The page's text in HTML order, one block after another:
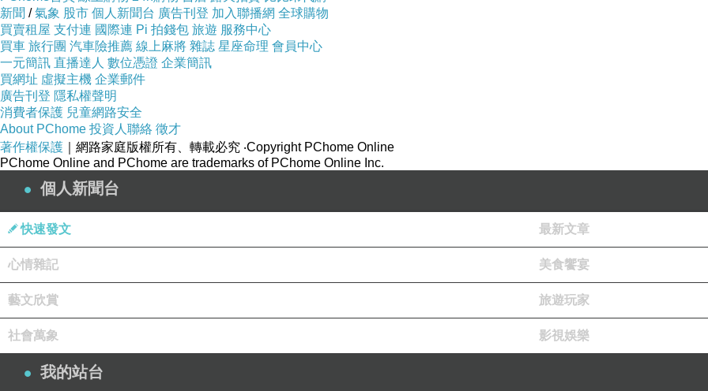
新聞 /氣象 股市 個人新聞台 廣告刊登 加入聯播網 全球購物
買賣租屋 支付連 國際連 Pi 拍錢包 旅遊 服務中心
買車 旅行團 汽車險推薦 線上麻將 雜誌 星座命理 會員中心
一元簡訊 直播達人 數位憑證 企業簡訊
買網址 虛擬主機 企業郵件
廣告刊登 隱私權聲明
消費者保護 兒童網路安全
About PChome 投資人聯絡 徵才
著作權保護 ｜網路家庭版權所有、轉載必究 ‧Copyright PChome Online
PChome Online and PChome are trademarks of PChome Online Inc.
個人新聞台
快速發文 最新文章
心情雜記 美食饗宴
藝文欣賞 旅遊玩家
社會萬象 影視娛樂
我的站台